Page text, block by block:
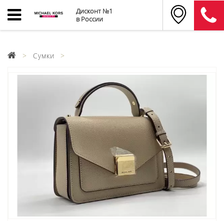
Дисконт №1
в России
Сумки